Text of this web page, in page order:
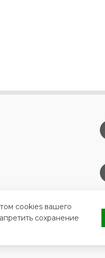
cookies вашего
сохранение